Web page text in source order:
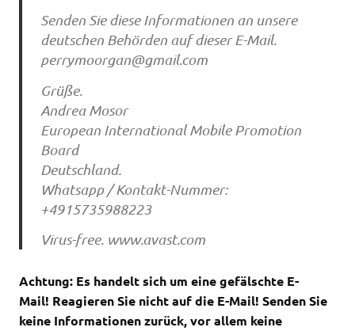
Senden Sie diese Informationen an unsere
deutschen Behörden auf dieser E-Mail.
perrymoorgan@gmail.com
Grüße.
Andrea Mosor
European International Mobile Promotion
Board
Deutschland.
Whatsapp / Kontakt-Nummer:
+4915735988223
Virus-free. www.avast.com
Achtung: Es handelt sich um eine gefälschte E-
Mail! Reagieren Sie nicht auf die E-Mail! Senden Sie
keine Informationen zurück, vor allem keine